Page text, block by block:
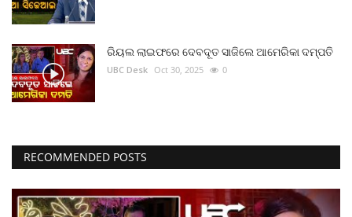
ରିୟଲ ଲାଇଫରେ ଦେବଦୂତ ସାଜିଲେ ଆମେରିକା ଦମ୍ପତି
UBC Desk Oct 30, 2025 0
RECOMMENDED POSTS